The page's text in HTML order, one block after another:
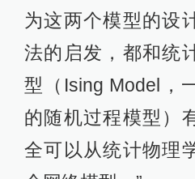
为这两个模型的设
法的启发，都和统
型（Ising Model，
的随机过程模型）
全可以从统计物理